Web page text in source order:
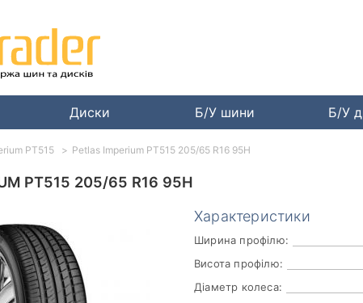
Диски Б/У шини Б/У
PT515 205/65 R16 95H
Характеристики
Ширина профілю:
Висота профілю:
Діаметр колеса:
PT515 Petlas Imperium PT515 205/65 R16 95H